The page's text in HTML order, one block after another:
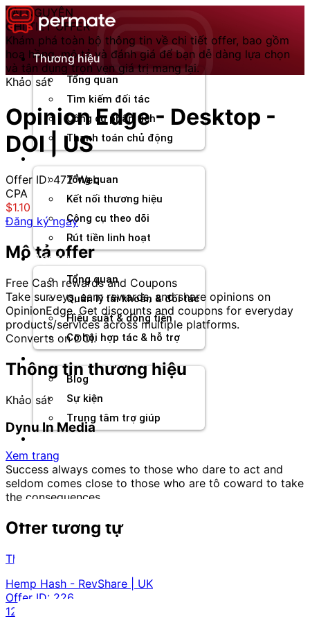
Chuyển
đến
nội
dungThương hiệu
Tổng quan
Tìm kiếm đối tác
Công cụ phân tích
Thanh toán chủ động
Đối tác
Tổng quan
Kết nối thương hiệu
Công cụ theo dõi
Rút tiền linh hoạt
Agency
Tổng quan
Quản lý tài khoản & đối tác
Hiệu suất & dòng tiền
Cơ hội hợp tác & hỗ trợ
Blog
Sự kiện
Trung tâm trợ giúp
TÀI NGUYÊN
CHI TIẾT OFFER
Khám phá toàn bộ thông tin về chi tiết offer, bao gồm
hoa hồng, mô tả và đánh giá để bạn dễ dàng lựa chọn
và tận dụng trọn vẹn giá trị mang lại.
Khảo sát
Opinion Edge - Desktop -
DOI | US
Offer ID: 472 Web
CPA
$1.10
Đăng ký ngay
Mô tả offer
Free Cash rewards and Coupons
Take surveys, earn rewards, and share opinions on
OpinionEdge. Get discounts and coupons for everyday
products/services across multiple platforms.
Converts on DOI.
Thông tin thương hiệu
Khảo sát
Dynu In Media
Xem trang
Success always comes to those who dare to act and
seldom comes close to those who are tô coward to take
the consequences.
Offer tương tự
Thời trang và phụ kiện
Hemp Hash - RevShare | UK
Offer ID: 226
12